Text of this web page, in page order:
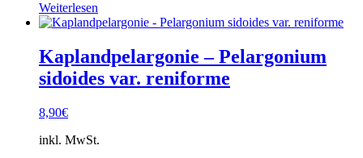
Weiterlesen
Kaplandpelargonie – Pelargonium
sidoides var. reniforme
8,90€
inkl. MwSt.